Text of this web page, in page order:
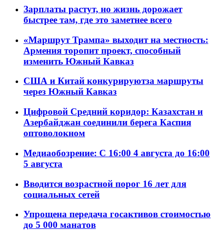
Зарплаты растут, но жизнь дорожает
быстрее там, где это заметнее всего
«Маршрут Трампа» выходит на местность:
Армения торопит проект, способный
изменить Южный Кавказ
США и Китай конкурируютза маршруты
через Южный Кавказ
Цифровой Средний коридор: Казахстан и
Азербайджан соединили берега Каспия
оптоволокном
Медиаобозрение: С 16:00 4 августа до 16:00
5 августа
Вводится возрастной порог 16 лет для
социальных сетей
Упрощена передача госактивов стоимостью
до 5 000 манатов